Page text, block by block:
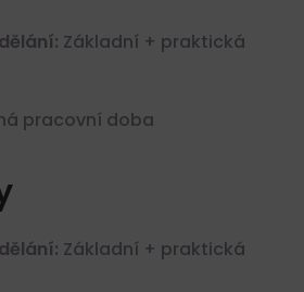
Základní + praktická
pracovní doba
Základní + praktická